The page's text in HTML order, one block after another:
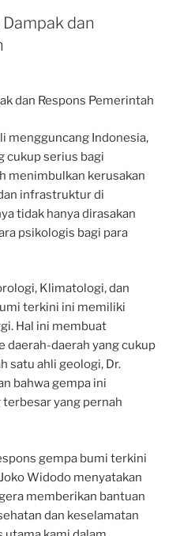
dan
dan Respons Pemerintah
mengguncang Indonesia,
cukup serius bagi
menimbulkan kerusakan
infrastruktur di
tidak hanya dirasakan
psikologis bagi para
Klimatologi, dan
terkini ini memiliki
Hal ini membuat
daerah-daerah yang cukup
satu ahli geologi, Dr.
bahwa gempa ini
yang pernah
gempa bumi terkini
Widodo menyatakan
memberikan bantuan
dan keselamatan